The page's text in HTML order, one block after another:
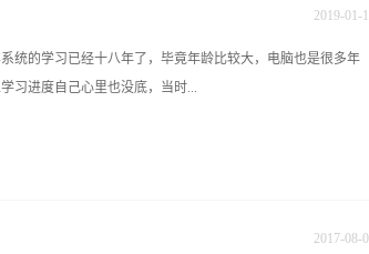
尺寸把握的不好。这两个月的学习成就也是非常多的，让我
本的软件操作我都学会了，我能画出一套完整的施工图，立
习量太少，还有很多问题没有发现，也导致产生上述这些问
统的学习已经十八年了，毕竟年龄比较大，电脑也是很多年
习进度自己心里也没底，当时...
和实践相结合，材料工艺方面多多少少通俗易懂，但CAD画
2019-01 -
2017-08-